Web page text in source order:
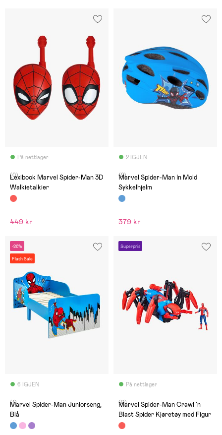
På nettlager
(0)
Lexibook Marvel Spider-Man 3D
Walkietalkier
449 kr
2 IGJEN
(2)
Marvel Spider-Man In Mold
Sykkelhjelm
379 kr
-26%
Flash Sale
6 IGJEN
(1)
Marvel Spider-Man Juniorseng,
Blå
Superpris
På nettlager
(0)
Marvel Spider-Man Crawl 'n
Blast Spider Kjøretøy med Figur